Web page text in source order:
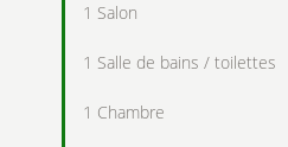
1 Salon
1 Salle de bains / toilettes
1 Chambre